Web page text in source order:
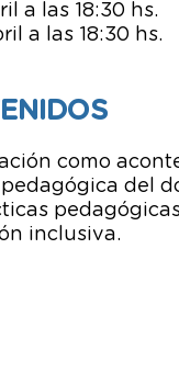
a las 18:30 hs.
a las 18:30 hs.
como
del
inclusiva.